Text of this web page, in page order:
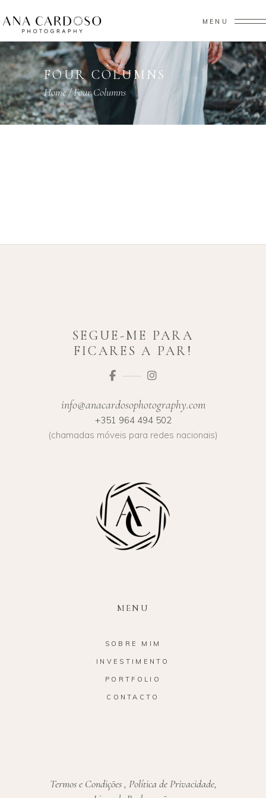
MENU
FOUR COLUMNS
Home/Four Columns
SEGUE-ME PARA
FICARES A PAR!
info@anacardosophotography.com
+351 964 494 502
(chamadas móveis para redes nacionais)
MENU
SOBRE MIM
INVESTIMENTO
PORTFOLIO
CONTACTO
Termos e Condições, Política de Privacidade,